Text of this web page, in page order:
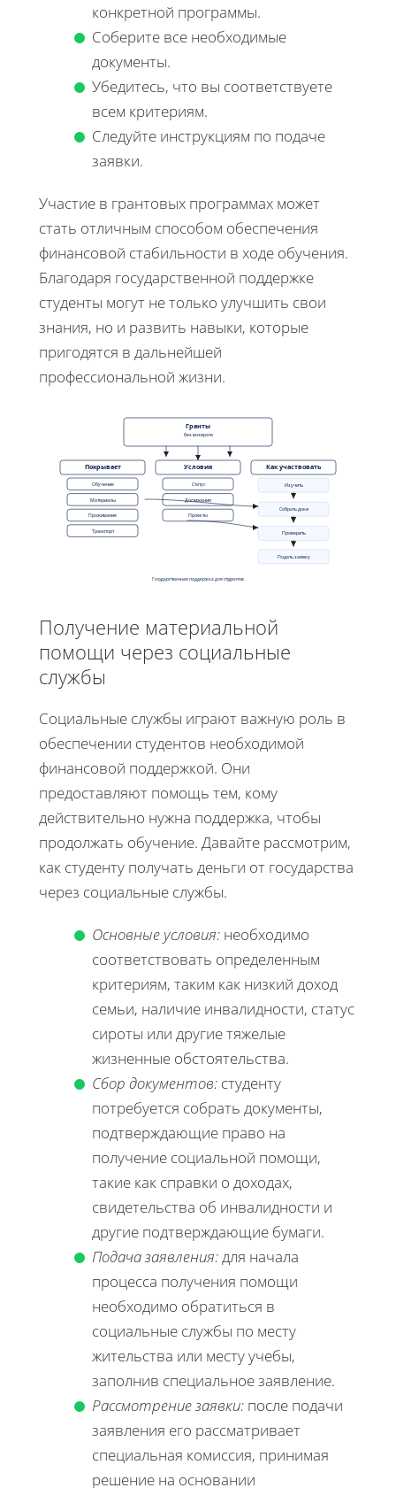
конкретной программы.
Соберите все необходимые
документы.
Убедитесь, что вы соответствуете
всем критериям.
Следуйте инструкциям по подаче
заявки.
Участие в грантовых программах может
стать отличным способом обеспечения
финансовой стабильности в ходе обучения.
Благодаря государственной поддержке
студенты могут не только улучшить свои
знания, но и развить навыки, которые
пригодятся в дальнейшей
профессиональной жизни.
Гранты
без возврата
Покрывает
Обучение
Материалы
Проживание
Транспорт
Условия
Статус
Достижения
Проекты
Как участвовать
Изучить
Собрать доки
Проверить
Подать заявку
Государственная поддержка для студентов
Получение материальной
помощи через социальные
службы
Социальные службы играют важную роль в
обеспечении студентов необходимой
финансовой поддержкой. Они
предоставляют помощь тем, кому
действительно нужна поддержка, чтобы
продолжать обучение. Давайте рассмотрим,
как студенту получать деньги от государства
через социальные службы.
Основные условия: необходимо
соответствовать определенным
критериям, таким как низкий доход
семьи, наличие инвалидности, статус
сироты или другие тяжелые
жизненные обстоятельства.
Сбор документов: студенту
потребуется собрать документы,
подтверждающие право на
получение социальной помощи,
такие как справки о доходах,
свидетельства об инвалидности и
другие подтверждающие бумаги.
Подача заявления:для начала
процесса получения помощи
необходимо обратиться в
социальные службы по месту
жительства или месту учебы,
заполнив специальное заявление.
Рассмотрение заявки: после подачи
заявления его рассматривает
специальная комиссия, принимая
решение на основании